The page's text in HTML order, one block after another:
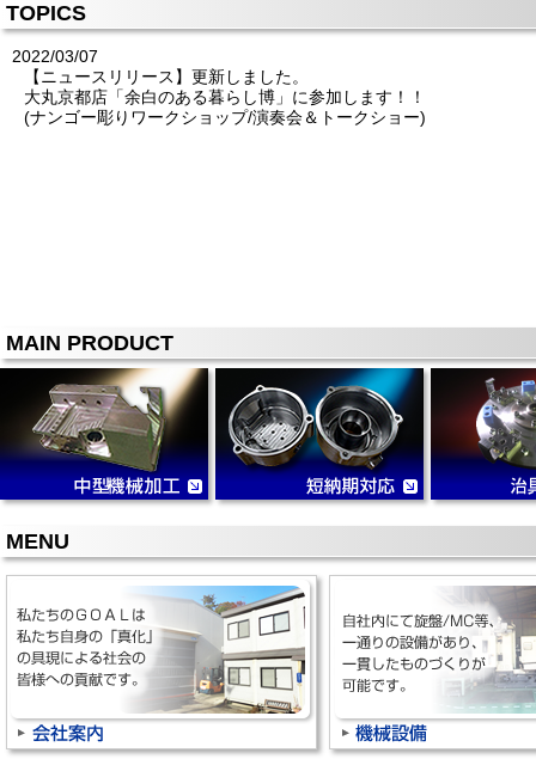
TOPICS
2022/03/07
【ニュースリリース】更新しました。
大丸京都店「余白のある暮らし博」に参加します！！
(ナンゴー彫りワークショップ/演奏会＆トークショー)
MAIN PRODUCT
MENU